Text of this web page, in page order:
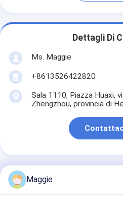
Dettagli Di
Ms. Maggie
+8613526422820
Sala 1110, Piazza Huaxi,
Zhengzhou, provincia di
Maggie